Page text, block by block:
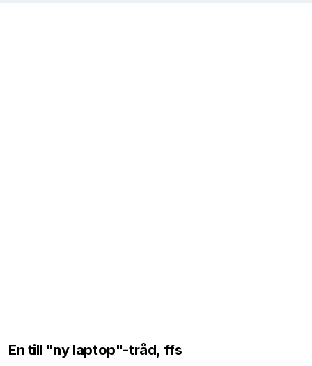
En till "ny laptop"-tråd, ffs